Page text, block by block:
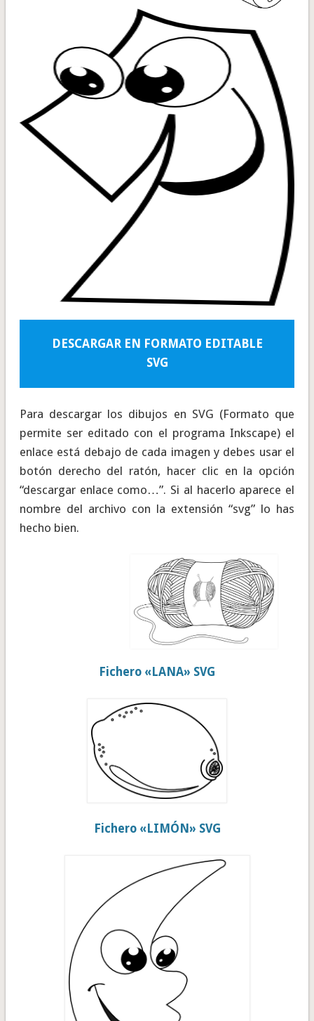
DESCARGAR EN FORMATO EDITABLE
SVG
Para descargar los dibujos en SVG (Formato que
permite ser editado con el programa Inkscape) el
enlace está debajo de cada imagen y debes usar el
botón derecho del ratón, hacer clic en la opción
“descargar enlace como…”. Si al hacerlo aparece el
nombre del archivo con la extensión “svg” lo has
hecho bien.
Fichero «LANA» SVG
Fichero «LIMÓN» SVG